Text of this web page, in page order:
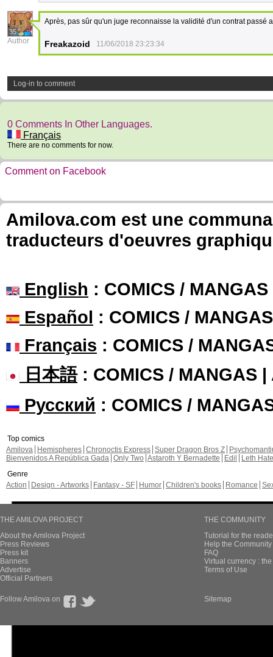
35
Author
Après, pas sûr qu'un juge reconnaisse la validité d'un contrat passé
Freakazoid 11/06/2018 23:23:34
Log-in to comment
0 Comments In Other Languages.
Français
There are no comments for now.
Comment on Facebook
Amilova.com est une
traducteurs d'oeuvres
English : COMICS /
Español : COMICS /
Français : COMICS /
日本語: COMICS / MANGAS |
Русский : COMICS /
Top comics
Amilova
Hemispheres Chronoctis Express Super Dragon Bros Z
Bienvenidos A República Gada Only Two Astaroth Y Bernadette Edil
Leth Hate
Genre
Action
Design - Artworks Fantasy - SF Humor Children's books Romance
THE AMILOVA PROJECT
About the Amilova Project
Press Reviews
Press kit
Banners
Advertise
Official Partners
THE COMMUNITY
Tutorial for the
Help the
FAQ
Virtual currency :
Terms of Use
Follow Amilova on Sitemap